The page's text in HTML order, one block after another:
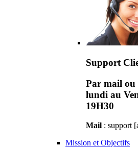
Support
Par mail ou
lundi au
19H30
Mail : support
Mission et Objectifs